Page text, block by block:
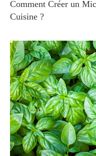
Comment Créer un
Cuisine ?